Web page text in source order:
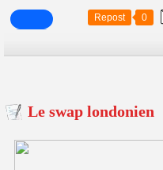
Repost 0
Le swap londonien